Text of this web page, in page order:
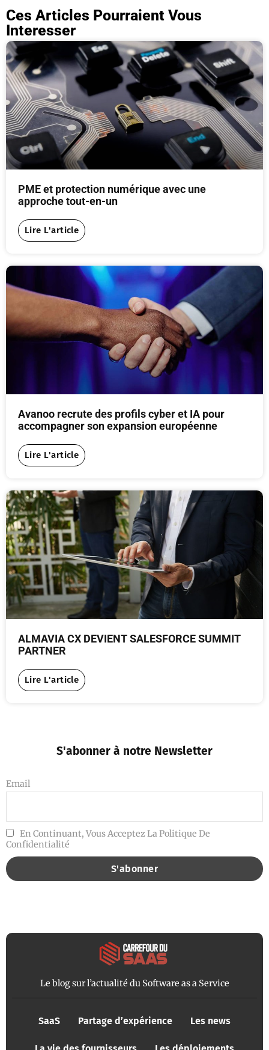
Ces Articles Pourraient Vous
Interesser
PME et protection numérique avec une
approche tout-en-un
Lire L'article
Avanoo recrute des profils cyber et IA pour
accompagner son expansion européenne
Lire L'article
ALMAVIA CX DEVIENT SALESFORCE SUMMIT
PARTNER
Lire L'article
S'abonner à notre Newsletter
Email
En Continuant, Vous Acceptez La Politique De
Confidentialité
Le blog sur l’actualité du Software as a Service
SaaS Partage d’expérience Les news